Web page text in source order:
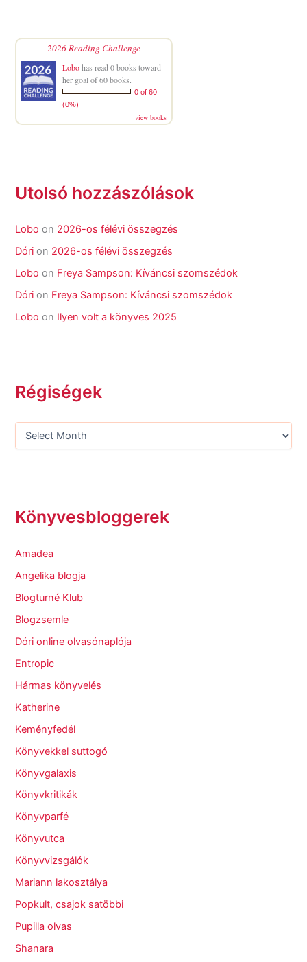
2026 Reading Challenge
Lobohas read 0 books toward
her goal of 60 books.
0 of 60
(0%)
view books
Utolsó hozzászólások
Lobo on 2026-os félévi összegzés
Dóri on 2026-os félévi összegzés
Lobo on Freya Sampson: Kíváncsi szomszédok
Dóri on Freya Sampson: Kíváncsi szomszédok
Lobo on Ilyen volt a könyves 2025
Régiségek
Könyvesbloggerek
Amadea
Angelika blogja
Blogturné Klub
Blogzsemle
Dóri online olvasónaplója
Entropic
Hármas könyvelés
Katherine
Keményfedél
Könyvekkel suttogó
Könyvgalaxis
Könyvkritikák
Könyvparfé
Könyvutca
Könyvvizsgálók
Mariann lakosztálya
Popkult, csajok satöbbi
Pupilla olvas
Shanara